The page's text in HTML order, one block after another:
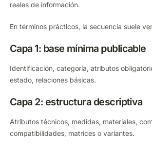
reales de información.
En términos prácticos, la secuencia suele
Capa 1: base mínima publicable
Identificación, categoría, atributos
estado, relaciones básicas.
Capa 2: estructura descriptiva
Atributos técnicos, medidas, materiales,
compatibilidades, matrices o variantes.